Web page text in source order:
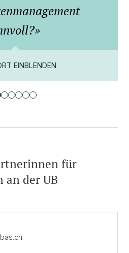
EINBLENDEN
für
an der UB